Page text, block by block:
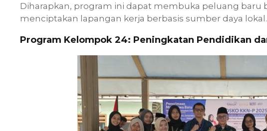
Diharapkan, program ini dapat membuka peluang baru
menciptakan lapangan kerja berbasis sumber daya lokal.
Program Kelompok 24: Peningkatan Pendidikan